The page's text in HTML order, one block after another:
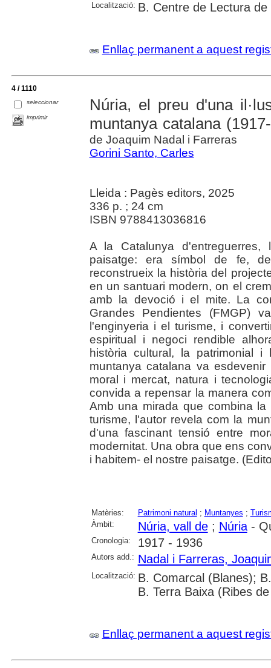
Localització: B. Centre de Lectura de
Enllaç permanent a aquest
4 / 1110
seleccionar
imprimir
Núria, el preu d'una
muntanya catalana
de Joaquim Nadal i Farreras
Gorini Santo, Carles
Lleida : Pagès editors, 2025
336 p. ; 24 cm
ISBN 9788413036816
A la Catalunya
paisatge: era símbol de fe,
reconstrueix la història del
en un santuari modern, on el
amb la devoció i el mite. La
Grandes Pendientes (FMGP)
l'enginyeria i el turisme, i
espiritual i negoci rendible
història cultural, la patrimonial
muntanya catalana va
moral i mercat, natura i
convida a repensar la manera
Amb una mirada que combina
turisme, l'autor revela com la
d'una fascinant tensió entre
modernitat. Una obra que ens
i habitem- el nostre paisatge.
Matèries: Patrimoni natural ; Muntanyes ;
Àmbit:
Núria, vall de; Núria-
Cronologia: 1917 - 1936
Autors add.: Nadal i Farreras,
Localització: B. Comarcal (Blanes);
B. Terra Baixa (Ribes
Enllaç permanent a aquest